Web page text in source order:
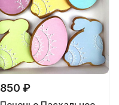
850 ₽